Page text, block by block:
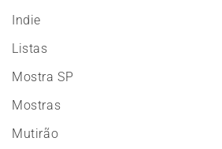
Indie
Listas
Mostra SP
Mostras
Mutirão